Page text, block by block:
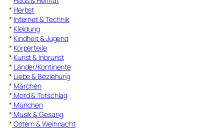
* Herbst
* Internet & Technik
* Kleidung
* Kindheit & Jugend
* Körperteile
* Kunst & Inbrunst
* Länder/Kontinente
* Liebe & Beziehung
* Märchen
* Mord & Totschlag
* München
* Musik & Gesang
* Ostern & Weihnacht